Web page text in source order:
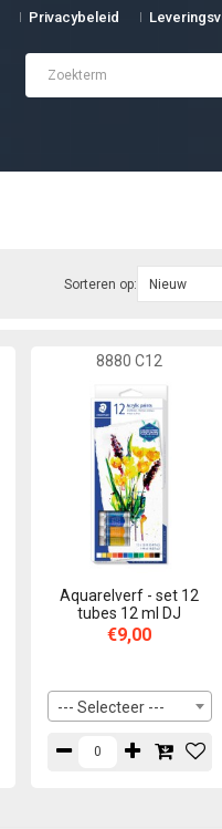
Privacybeleid
Sorteren op:
8880 C12
Aquarelverf - set 12
tubes 12 ml DJ
€9,00
--- Selecteer ---